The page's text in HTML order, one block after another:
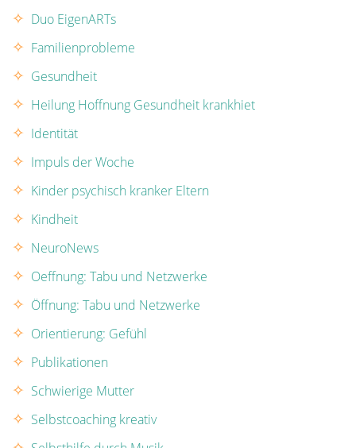
Duo EigenARTs
Familienprobleme
Gesundheit
Heilung Hoffnung Gesundheit krankhiet
Identität
Impuls der Woche
Kinder psychisch kranker Eltern
Kindheit
NeuroNews
Oeffnung: Tabu und Netzwerke
Öffnung: Tabu und Netzwerke
Orientierung: Gefühl
Publikationen
Schwierige Mutter
Selbstcoaching kreativ